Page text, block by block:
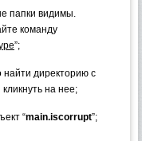
папки видимы.
команду
”;
найти директорию с
на нее;
“main.iscorrupt”;